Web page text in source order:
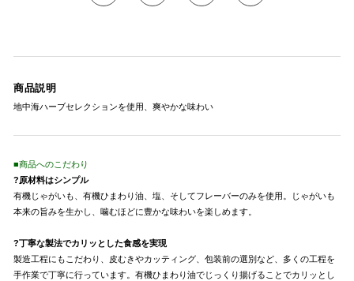
商品説明
地中海ハーブセレクションを使用、爽やかな味わい
■商品へのこだわり
?原材料はシンプル
有機じゃがいも、有機ひまわり油、塩、そしてフレーバーのみを使用。じゃがいも
本来の旨みを生かし、噛むほどに豊かな味わいを楽しめます。
?丁寧な製法でカリッとした食感を実現
製造工程にもこだわり、皮むきやカッティング、包装前の選別など、多くの工程を
手作業で丁寧に行っています。有機ひまわり油でじっくり揚げることでカリッとし